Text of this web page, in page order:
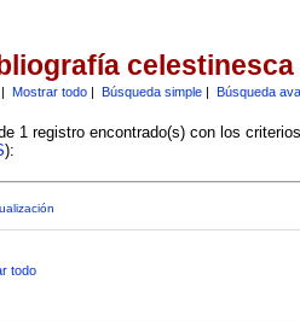
celestinesca
Mostrar todo| Búsqueda simple| Búsqueda
1 registro encontrado(s) con los
):
todo